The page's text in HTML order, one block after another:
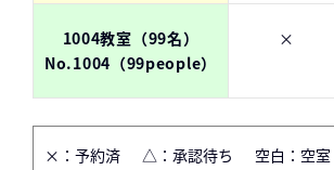
1004教室（99名）
No.1004（99people）
×
×：予約済 △：承認待ち
空白：空室